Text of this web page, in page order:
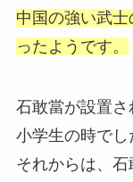
中国の強い武
ったようです。
石敢當が設置さ
小学生の時でし
それからは、